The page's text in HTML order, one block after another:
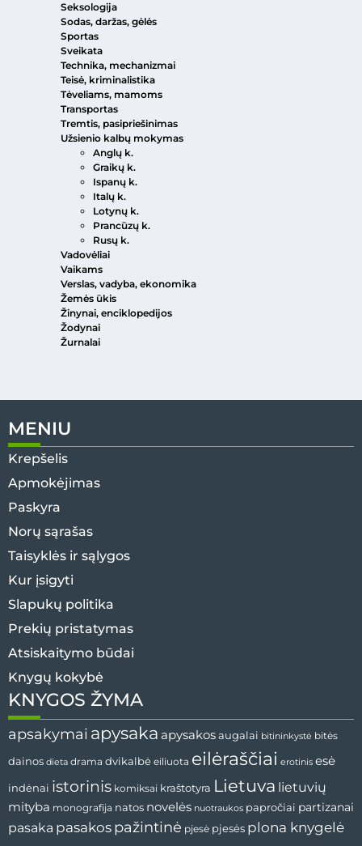
Seksologija
Sodas, daržas, gėlės
Sportas
Sveikata
Technika, mechanizmai
Teisė, kriminalistika
Tėveliams, mamoms
Transportas
Tremtis, pasipriešinimas
Užsienio kalbų mokymas
Anglų k.
Graikų k.
Ispanų k.
Italų k.
Lotynų k.
Prancūzų k.
Rusų k.
Vadovėliai
Vaikams
Verslas, vadyba, ekonomika
Žemės ūkis
Žinynai, enciklopedijos
Žodynai
Žurnalai
MENIU
Krepšelis
Apmokėjimas
Paskyra
Norų sąrašas
Taisyklės ir sąlygos
Kur įsigyti
Slapukų politika
Prekių pristatymas
Atsiskaitymo būdai
Knygų kokybė
KNYGOS ŽYMA
apsakymai apysaka apysakos augalai bitininkystė bitės
dainos dieta drama dvikalbė eiliuota eilėraščiai erotinis esė
indėnai istorinis komiksai kraštotyra Lietuva lietuvių
mityba monografija natos novelės nuotraukos papročiai partizanai
pasaka pasakos pažintinė pjesė pjesės plona knygelė